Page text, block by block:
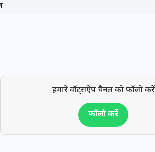
हमारे वॉट्सऐप चैनल को फॉलो करें
फॉलो करें